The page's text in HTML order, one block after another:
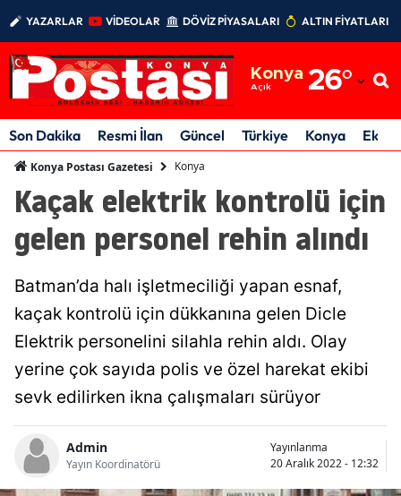
YAZARLAR VİDEOLAR DÖVİZ PİYASALARI ALTIN FİYATLARI
Konya
Açık 26°
Adıyaman
Afyonkarahisar
Amasya
Ankara
Artvin
Aydın
Bingöl
Son Dakika Resmi İlan Güncel Türkiye Konya
Konya Postası Gazetesi Konya
Kaçak elektrik kontrolü için
gelen personel rehin alındı
Batman’da halı işletmeciliği yapan esnaf,
kaçak kontrolü için dükkanına gelen Dicle
Elektrik personelini silahla rehin aldı. Olay
yerine çok sayıda polis ve özel harekat ekibi
sevk edilirken ikna çalışmaları sürüyor
Admin
Yayın Koordinatörü
Yayınlanma
20 Aralık 2022 - 12:32